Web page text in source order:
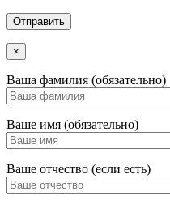
×
Ваша фамилия (обязательно)
Ваше имя (обязательно)
Ваше отчество (если есть)